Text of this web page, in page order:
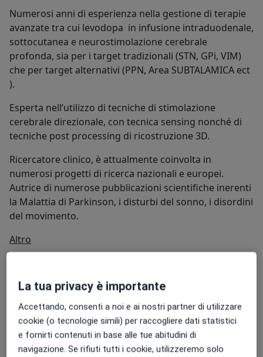
Numerosi anni di esperienza nella gestione di terapie
avanzate tra cui levodopa in infusione intraduodenale,
sottocutanea e neurostimolazione cerebrale
profonda, sia per i target tradizionali (STN, GPi, VIM)
che per target alternativi (PPN, Area SUBTALAMICA ect
).
Esperta nell’utilizzo di tecniche di stimolazione
cerebrale direzionale, con tecnica sensing nonché di
tecniche post processing di ricostruzione 3D.
Ricercatore clinico, è attualmente coinvolta in
numerosi progetti di ricerca nazionali e europei.
Autrice di numerose pubblicazioni scientifiche inerenti
la Malattia di Parkinson, i disturbi del sonno, i disordini
del movimento.
Altro
Neurologia
Cefalea Emicrania
Malattia di parkinson
Epilessia
Malattia di alzheimer +5
La tua privacy è importante
Accettando, consenti a noi e ai nostri partner di utilizzare
cookie (o tecnologie simili) per raccogliere dati statistici
e fornirti contenuti in base alle tue abitudini di
navigazione. Se rifiuti tutti i cookie, utilizzeremo solo